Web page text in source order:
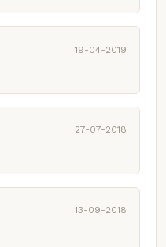
19-04-2019
27-07-2018
13-09-2018